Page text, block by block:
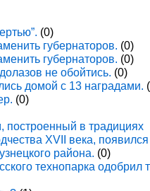
(0)
губернаторов. (0)
губернаторов. (0)
не обойтись. (0)
домой с 13 наградами.
(0)
в традициях
XVII века,
района. (0)
технопарка одобрил